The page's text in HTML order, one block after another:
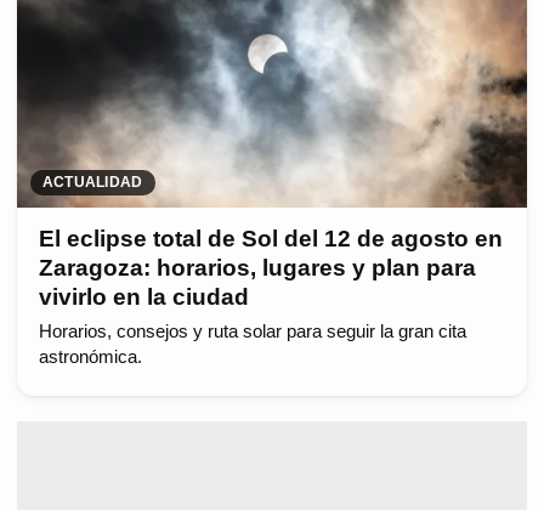
ACTUALIDAD
El eclipse total de Sol del 12 de agosto en
Zaragoza: horarios, lugares y plan para
vivirlo en la ciudad
Horarios, consejos y ruta solar para seguir la gran cita
astronómica.